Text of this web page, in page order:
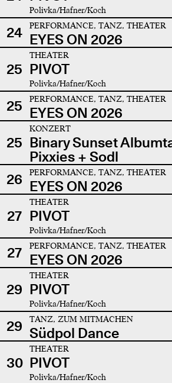
Polivka/Hafner/Koch
24 PERFORMANCE, TANZ, THEATER
EYES ON 2026
25
THEATER
PIVOT
Polivka/Hafner/Koch
25 PERFORMANCE, TANZ, THEATER
EYES ON 2026
25
KONZERT
Binary Sunset
Pixxies + Sodl
26
PERFORMANCE, TANZ, THEATER
EYES ON 2026
27
THEATER
PIVOT
Polivka/Hafner/Koch
27 PERFORMANCE, TANZ, THEATER
EYES ON 2026
29
THEATER
PIVOT
Polivka/Hafner/Koch
29 TANZ, ZUM MITMACHEN
Südpol Dance
30
THEATER
PIVOT
Polivka/Hafner/Koch